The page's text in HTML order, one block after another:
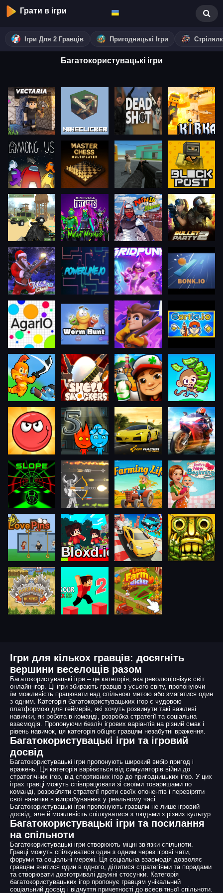
Грати в ігри
Ігри Для 2 Гравців Пригодницькі Ігри
Багатокористувацькі ігри
Ігри для кількох гравців: досягніть
вершини веселощів разом
Багатокористувацькі ігри – це категорія, яка революціонізує світ
онлайн-ігор. Ці ігри збирають гравців з усього світу, пропонуючи
їм можливість працювати над спільною метою або змагатися один
з одним. Категорія багатокористувацьких ігор є чудовою
платформою для геймерів, які хочуть розвинути такі важливі
навички, як робота в команді, розробка стратегії та соціальна
взаємодія. Пропонуючи безліч ігрових варіантів на різний смак і
рівень навичок, ця категорія обіцяє гравцям незабутні враження.
Багатокористувацькі ігри та ігровий
досвід
Багатокористувацькі ігри пропонують широкий вибір пригод і
вражень. Ця категорія варіюється від симуляторів війни до
стратегічних ігор, від спортивних ігор до пригодницьких ігор. У цих
іграх гравці можуть співпрацювати зі своїми товаришами по
команді, розробляти стратегії проти своїх опонентів і перевіряти
свої навички в випробуваннях у реальному часі.
Багатокористувацькі ігри пропонують гравцям не лише ігровий
досвід, але й можливість спілкуватися з людьми з різних культур.
Багатокористувацькі ігри та посилання
на спільноти
Багатокористувацькі ігри створюють міцні зв’язки спільноти.
Гравці можуть спілкуватися один з одним через ігрові чати,
форуми та соціальні мережі. Ця соціальна взаємодія дозволяє
гравцям вчитися один в одного, ділитися стратегіями та порадами
та створювати довготривалі дружні стосунки. Категорія
багатокористувацьких ігор пропонує гравцям унікальний
соціальний досвід і відчуття причетності до всесвітньої спільноти.